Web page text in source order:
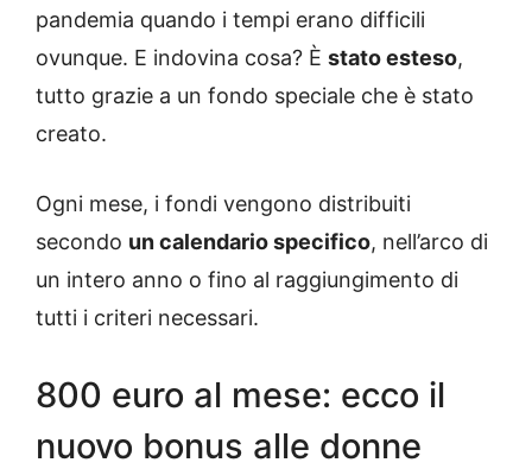
pandemia quando i tempi erano difficili
ovunque. E indovina cosa? È stato esteso,
tutto grazie a un fondo speciale che è stato
creato.
Ogni mese, i fondi vengono distribuiti
secondo un calendario specifico, nell’arco di
un intero anno o fino al raggiungimento di
tutti i criteri necessari.
800 euro al mese: ecco il
nuovo bonus alle donne